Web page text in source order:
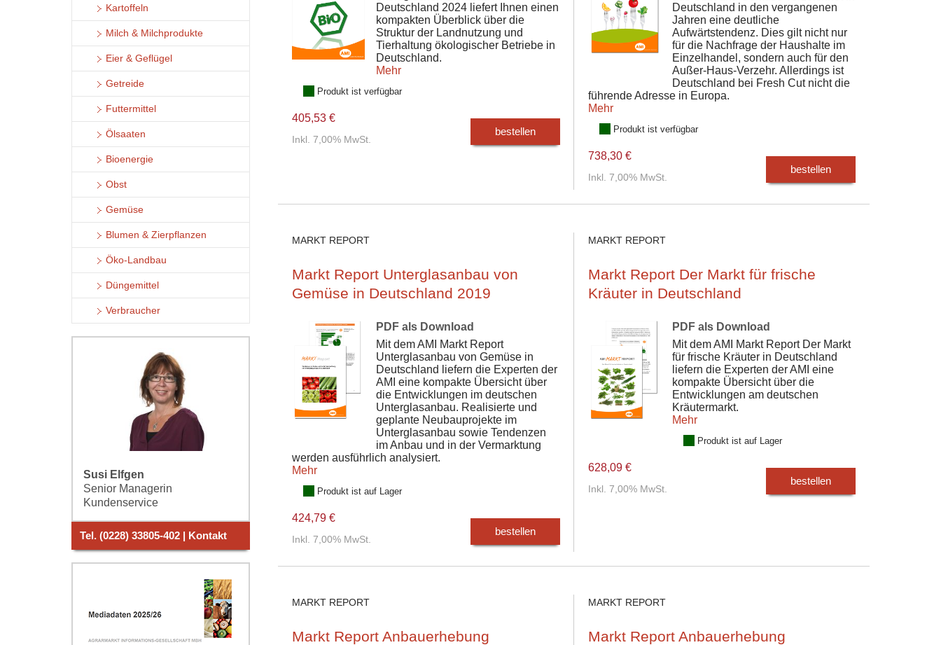
Kartoffeln
Milch & Milchprodukte
Eier & Geflügel
Getreide
Futtermittel
Ölsaaten
Bioenergie
Obst
Gemüse
Blumen & Zierpflanzen
Öko-Landbau
Düngemittel
Verbraucher
Susi Elfgen
Senior Managerin
Kundenservice
Tel. (0228) 33805-402 | Kontakt
Deutschland 2024 liefert Ihnen einen
kompakten Überblick über die
Struktur der Landnutzung und
Tierhaltung ökologischer Betriebe in
Deutschland.
Mehr
Produkt ist verfügbar
405,53 €
Inkl. 7,00% MwSt.
bestellen
Deutschland in den vergangenen
Jahren eine deutliche
Aufwärtstendenz. Dies gilt nicht nur
für die Nachfrage der Haushalte im
Einzelhandel, sondern auch für den
Außer-Haus-Verzehr. Allerdings ist
Deutschland bei Fresh Cut nicht die
führende Adresse in Europa.
Mehr
Produkt ist verfügbar
738,30 €
Inkl. 7,00% MwSt.
bestellen
MARKT REPORT
Markt Report Unterglasanbau von
Gemüse in Deutschland 2019
PDF als Download
Mit dem AMI Markt Report
Unterglasanbau von Gemüse in
Deutschland liefern die Experten der
AMI eine kompakte Übersicht über
die Entwicklungen im deutschen
Unterglasanbau. Realisierte und
geplante Neubauprojekte im
Unterglasanbau sowie Tendenzen
im Anbau und in der Vermarktung
werden ausführlich analysiert.
Mehr
Produkt ist auf Lager
424,79 €
Inkl. 7,00% MwSt.
bestellen
MARKT REPORT
Markt Report Der Markt für frische
Kräuter in Deutschland
PDF als Download
Mit dem AMI Markt Report Der Markt
für frische Kräuter in Deutschland
liefern die Experten der AMI eine
kompakte Übersicht über die
Entwicklungen am deutschen
Kräutermarkt.
Mehr
Produkt ist auf Lager
628,09 €
Inkl. 7,00% MwSt.
bestellen
MARKT REPORT
Markt Report Anbauerhebung
MARKT REPORT
Markt Report Anbauerhebung